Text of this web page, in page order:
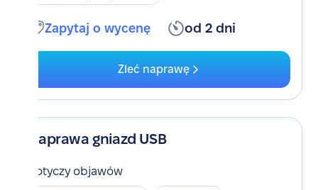
Zapytaj o wycenę od 2 dni
Zleć naprawę
Naprawa gniazd USB
Dotyczy objawów